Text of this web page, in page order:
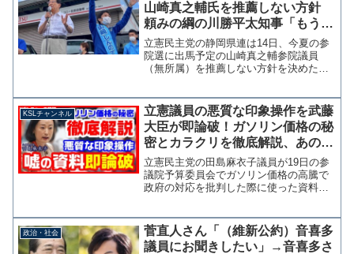
山崎真之輔氏を推薦しない方針
頼みの綱の川勝平太知事「もう応
援することはない」因縁の静岡県
選挙区
立憲民主党の静岡県連は14日、今夏の参
院選に出馬予定の山崎真之輔参院議員
（無所属）を推薦しない方針を決めた。
た。また、相談もなく国民民主党会派入
りしたことも推薦見送り...
KSLチャンネル
立憲議員の悪質な印象操作を武藤
大臣が即論破！ガソリン価格の秘
密とカラクリを徹底解説、あの店
舗だけ高いのなぜ？【KSLチャン
ネル】
立憲民主党の田島麻衣子議員が19日の参
議院予算委員会でガソリン価格の高騰で
政府の対応を批判した際に使った資料
大臣に指摘されています。 質疑動画を
ご覧いただく前に断ってお...
政治・社会
菅直人さん「（維新公約）音喜多
議員にお聞きしたい」→音喜多さ